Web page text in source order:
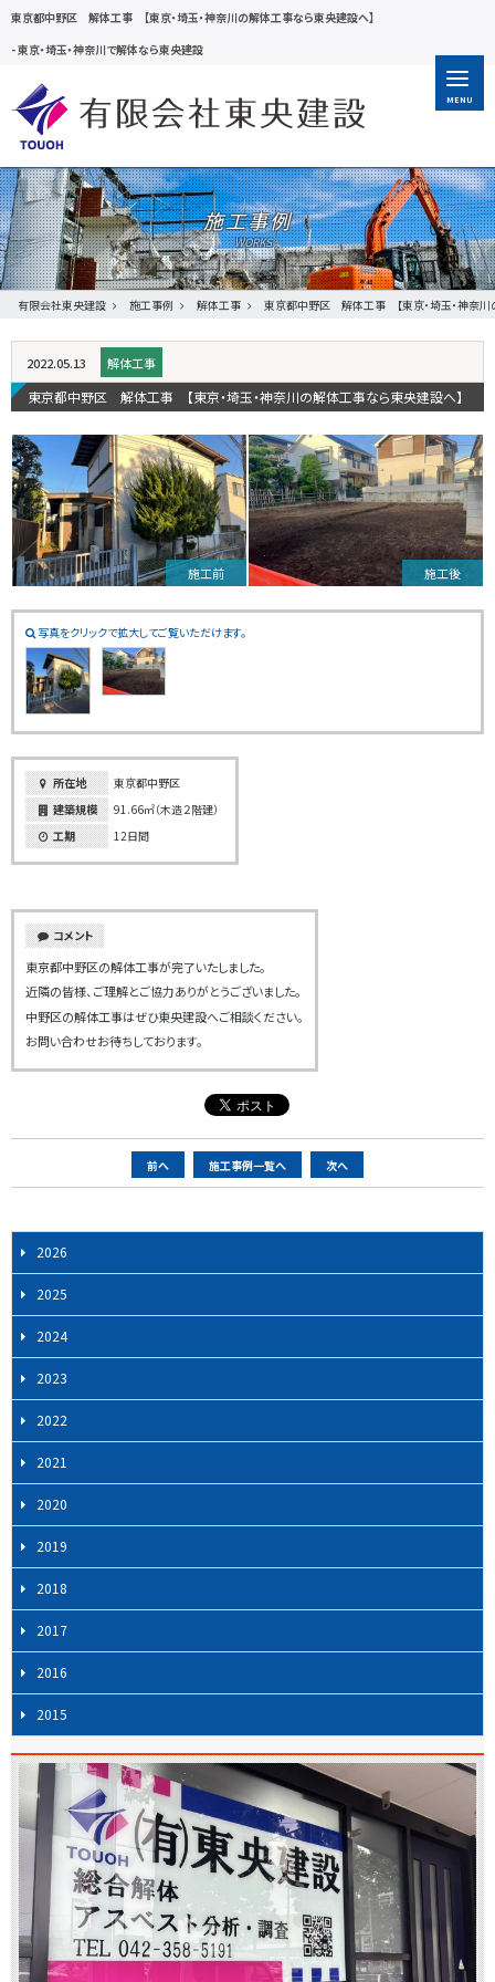
東京都中野区 解体工事 【東京・埼玉・神奈川の解体工事なら東央建設へ】
-東京・埼玉・神奈川で解体なら東央建設
MENU
施工事例
有限会社東央建設 施工事例 解体工事 東京都中野区 解体工事 【東京・埼玉・神奈川
2022.05.13 解体工事
東京都中野区 解体工事 【東京・埼玉・神奈川の解体工事なら東央建設へ】
施工前 施工後
写真をクリックで拡大してご覧いただけます。
所在地
東京都中野区
建築規模
91.66㎡（木造２階建）
工期
12日間
コメント
東京都中野区の解体工事が完了いたしました。
近隣の皆様、ご理解とご協力ありがとうございました。
中野区の解体工事はぜひ東央建設へご相談ください。
お問い合わせお待ちしております。
ー
ナ
ビ
ゲ
ー
シ
ョ
ン
前へ 施工事例一覧へ 次へ
2026
2025
2024
2023
2022
2021
2020
2019
2018
2017
2016
2015